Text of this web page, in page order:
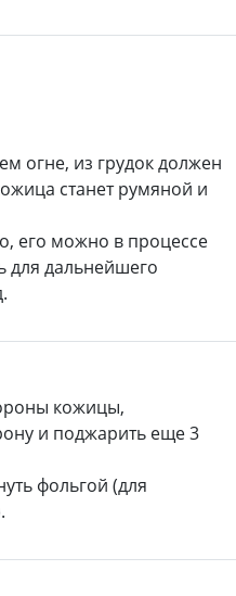
огне, из грудок должен
станет румяной и
его можно в процессе
для дальнейшего
кожицы,
и поджарить еще 3
фольгой (для